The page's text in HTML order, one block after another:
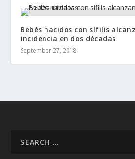
Bebés nacidos con sífilis
incidencia en dos décadas
September 27, 2018